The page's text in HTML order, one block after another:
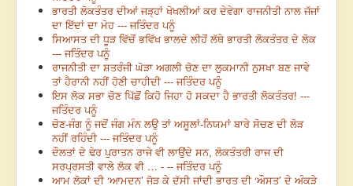
ਭਾਰਤੀ ਲੋਕਤੰਤਰ ਦੀਆਂ ਜੜ੍ਹਾਂ ਖੋਖਲੀਆਂ ਕਰ ਦੇਵੇਗਾ ਰਾਜਨੀਤੀ ਨਾਲ ਜੱਜਾਂ
ਦਾ ਇੱਦਾਂ ਦਾ ਮੋਹ --- ਜਤਿੰਦਰ ਪਨੂੰ
ਸਿਆਸਤ ਦੀ ਧੂੜ ਵਿੱਚੋਂ ਭਵਿੱਖ ਭਾਲਦੇ ਲੀਹੋਂ ਲੱਥੇ ਭਾਰਤੀ ਲੋਕਤੰਤਰ ਦੇ ਲੋਕ
--- ਜਤਿੰਦਰ ਪਨੂੰ
ਰਾਜਨੀਤੀ ਦਾ ਸ਼ਤਰੰਜੀ ਘੋੜਾ ਅਗਲੀ ਚੋਣ ਦਾ ਲੁਕਮਾਨੀ ਨੁਸਖਾ ਬਣ ਜਾਵੇ
ਤਾਂ ਹੈਰਾਨੀ ਨਹੀਂ ਹੋਣੀ ਚਾਹੀਦੀ --- ਜਤਿੰਦਰ ਪਨੂੰ
ਇਸ ਲੋਕ ਸਭਾ ਚੋਣ ਪਿੱਛੋਂ ਕਿਹੋ ਜਿਹਾ ਹੋ ਸਕਦਾ ਹੈ ਭਾਰਤੀ ਲੋਕਤੰਤਰ! ---
ਜਤਿੰਦਰ ਪਨੂੰ
ਚੋਣ-ਜੰਗ ਨੂੰ ਜਦੋਂ ਜੰਗ ਮੰਨ ਲਉ ਤਾਂ ਅਸੂਲਾਂ-ਨਿਯਮਾਂ ਬਾਰੇ ਸੋਚਣ ਦੀ ਲੋੜ
ਨਹੀਂ ਰਹਿੰਦੀ --- ਜਤਿੰਦਰ ਪਨੂੰ
ਦੌਲਤਾਂ ਦੇ ਢੇਰ ਪੁਰਾਤਨ ਰਾਜੇ ਵੀ ਲਾਉਂਦੇ ਸਨ, ਲੋਕਤੰਤਰੀ ਰਾਜ ਦੀ
ਸਰਪ੍ਰਸਤੀ ਵਾਲੇ ਲੋਕ ਵੀ … - -- ਜਤਿੰਦਰ ਪਨੂੰ
ਆਮ ਲੋਕਾਂ ਦੀ ‘ਆਮਦਨ’ ਜੋੜ ਕੇ ਦੱਸੀ ਜਾਂਦੀ ਭਾਰਤ ਦੀ ‘ਔਸਤ’ ਦੇ ਅੰਕੜੇ